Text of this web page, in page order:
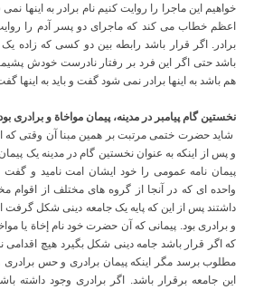
خواهیم این ماجرا را روایت کنیم نام برادر به اینها
اعظم خطاب می کند که ماجرای دو پسر آدم را
برادر. اگر قرار باشد رابطه بین دو کسی که زاده
باشد حتی اگر این فرد بر رفتار نادرست خودش
هم باشد به اینها برادر نمی شود گفت و باید به اینها
نخستین گام پیامبر در مدینه، پیمان مواخاة و برادری
شاید حضرت ختمی مرتبت بر همین مبنا آن وقتی که
و پس از اینکه به عنوان نخستین گام در مدینه یک
پیمان نامه عمومی را خود ایشان امت نامید و
واحده ای که در آنجا از گروه های مختلف از اقوام
داشتند پس از این که پایه یک جامعه دینی شکل گرفت
و برادری بود. پیمانی که آن حضرت خود نام إخاة یا
که اگر قرار باشد جامه دینی شکل بگیرد هیچ اقدامی
مطلوب برسد مگر اینکه پیمان برادری و حس برادری
این جامعه برقرار باشد. اگر برادری وجود